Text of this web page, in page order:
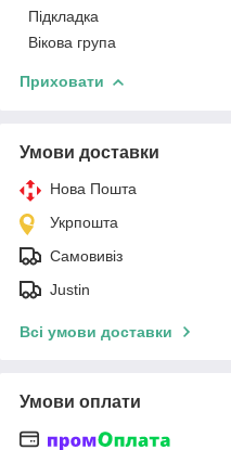
Підкладка
Вікова група
Приховати
Умови доставки
Нова Пошта
Укрпошта
Самовивіз
Justin
Всі умови доставки
Умови оплати